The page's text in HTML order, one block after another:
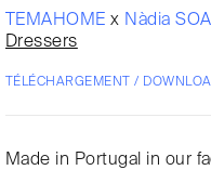
TEMAHOMEx Nàdia
Dressers
TÉLÉCHARGEMENT /
Made in Portugal in our